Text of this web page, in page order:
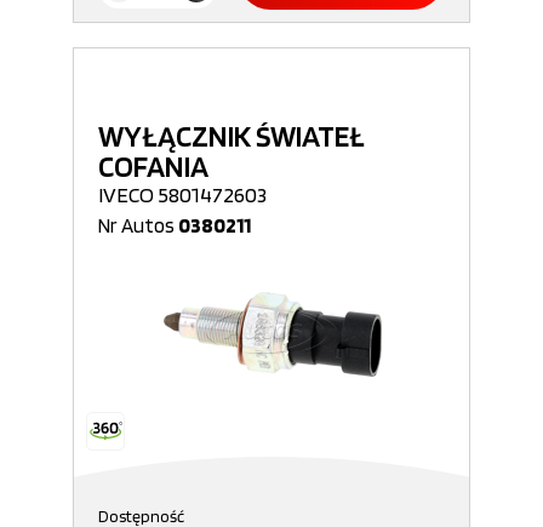
WYŁĄCZNIK ŚWIATEŁ
COFANIA
IVECO 5801472603
Nr Autos 0380211
Dostępność